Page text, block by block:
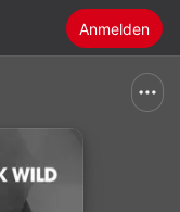
Anmelden